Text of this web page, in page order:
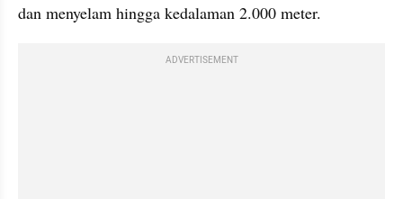
dan menyelam hingga kedalaman 2.000 meter.
ADVERTISEMENT